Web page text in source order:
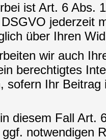
ist Art. 6 Abs.
jederzeit
über Ihren
wir auch
berechtigtes
sofern Ihr
diesem Fall Art.
notwendigen